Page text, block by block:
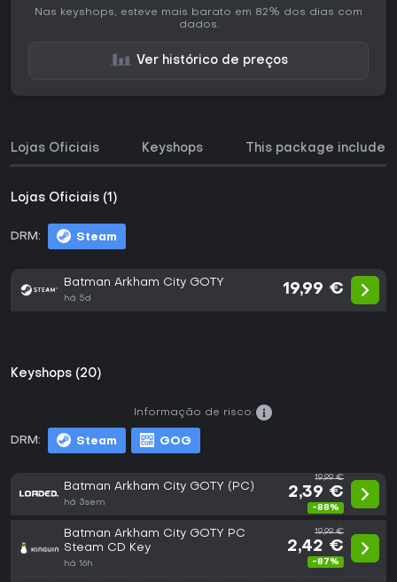
Nas keyshops, esteve mais barato em 82% dos dias com
dados.
Ver histórico de preços
Lojas Oficiais Keyshops This package includes
Lojas Oficiais (1)
DRM: Steam
Batman Arkham City GOTY
há 5d
19,99 €
Keyshops (20)
DRM: Steam GOG
Informação de risco:
Batman Arkham City GOTY (PC)
há 3sem
19,99 €
2,39 €
-88%
Batman Arkham City GOTY PC
Steam CD Key
há 16h
19,99 €
2,42 €
-87%